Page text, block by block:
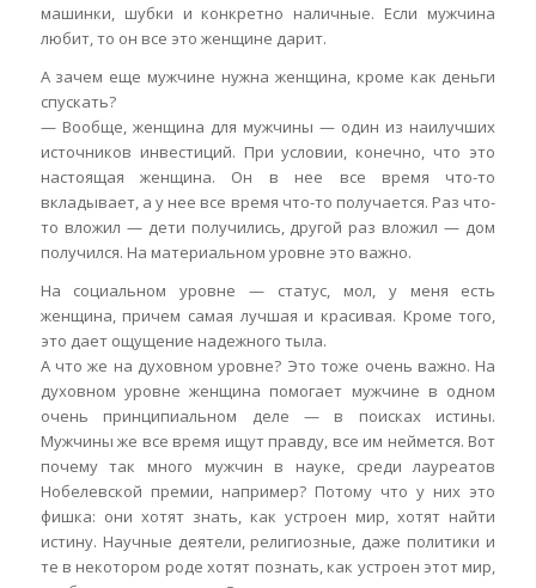
машинки, шубки и конкретно наличные. Если мужчина
любит, то он все это женщине дарит.
А зачем еще мужчине нужна женщина, кроме как деньги
спускать?
— Вообще, женщина для мужчины — один из наилучших
источников инвестиций. При условии, конечно, что это
настоящая женщина. Он в нее все время что-то
вкладывает, а у нее все время что-то получается. Раз что-
то вложил — дети получились, другой раз вложил — дом
получился. На материальном уровне это важно.
На социальном уровне — статус, мол, у меня есть
женщина, причем самая лучшая и красивая. Кроме того,
это дает ощущение надежного тыла.
А что же на духовном уровне? Это тоже очень важно. На
духовном уровне женщина помогает мужчине в одном
очень принципиальном деле — в поисках истины.
Мужчины же все время ищут правду, все им неймется. Вот
почему так много мужчин в науке, среди лауреатов
Нобелевской премии, например? Потому что у них это
фишка: они хотят знать, как устроен мир, хотят найти
истину. Научные деятели, религиозные, даже политики и
те в некотором роде хотят познать, как устроен этот мир,